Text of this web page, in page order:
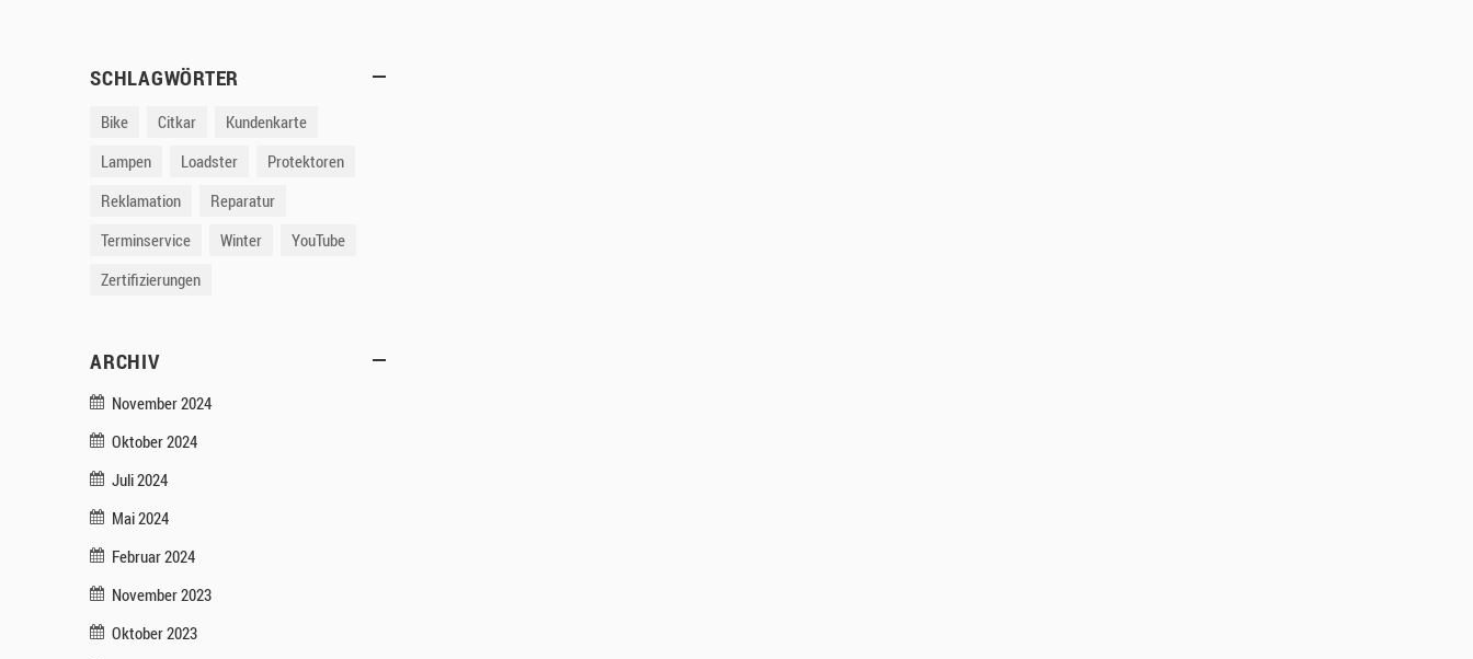
SCHLAGWÖRTER
Bike Citkar
Kundenkarte
Lampen
Loadster
Protektoren
Reklamation
Reparatur
Terminservice
Winter
YouTube
Zertifizierungen
ARCHIV
November 2024
Oktober 2024
Juli 2024
Mai 2024
Februar 2024
November 2023
Oktober 2023